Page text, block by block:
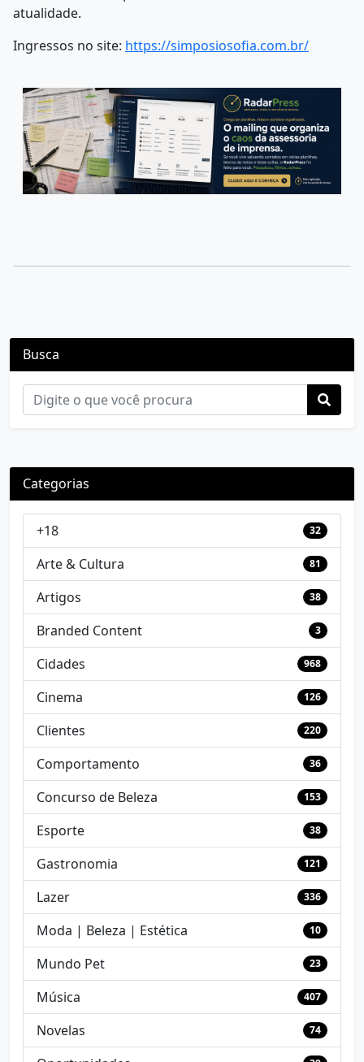
atualidade.
Ingressos no site: https://simposiosofia.com.br/
Busca
Categorias
+18 32
Arte & Cultura 81
Artigos 38
Branded Content 3
Cidades 968
Cinema 126
Clientes 220
Comportamento 36
Concurso de Beleza 153
Esporte 38
Gastronomia 121
Lazer 336
Moda | Beleza | Estética 10
Mundo Pet 23
Música 407
Novelas 74